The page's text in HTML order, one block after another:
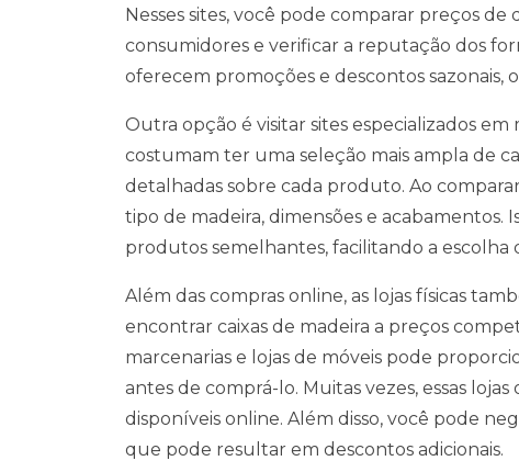
Nesses sites, você pode comparar preços
consumidores e verificar a reputação dos
oferecem promoções e descontos sazonais,
Outra opção é visitar sites especializados
costumam ter uma seleção mais ampla de
detalhadas sobre cada produto. Ao
tipo de madeira, dimensões e acabamentos.
produtos semelhantes, facilitando a escolha
Além das compras online, as lojas físicas
encontrar caixas de madeira a preços
marcenarias e lojas de móveis pode
antes de comprá-lo. Muitas vezes, essas
disponíveis online. Além disso, você pode
que pode resultar em descontos adicionais.